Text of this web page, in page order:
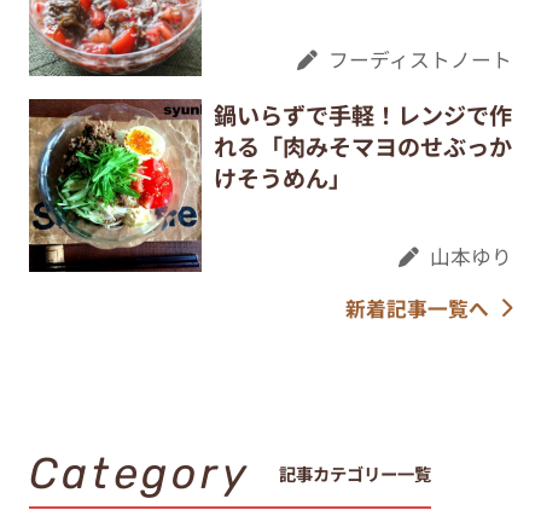
フーディストノート
鍋いらずで手軽！レンジで作
れる「肉みそマヨのせぶっか
けそうめん」
山本ゆり
新着記事一覧へ
Category 記事カテゴリー一覧